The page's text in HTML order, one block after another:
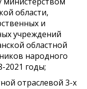
области,
и
учреждений
областной
народного
2021 годы;
отраслевой 3-х